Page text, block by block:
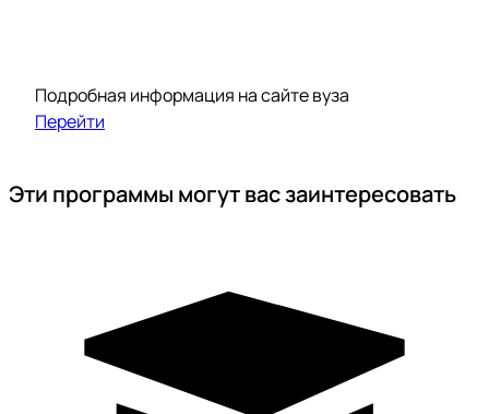
Подробная информация на сайте вуза
Перейти
Эти программы могут вас заинтересовать